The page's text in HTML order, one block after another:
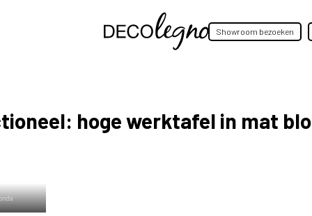
Showroom bezoeken
hoge werktafel in mat